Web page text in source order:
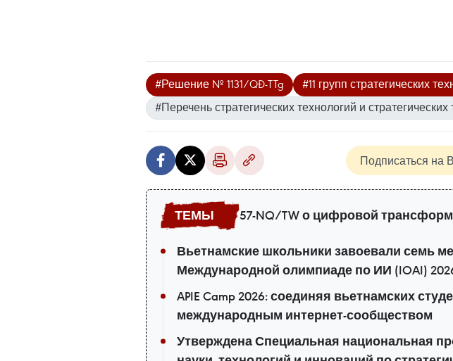
#Решение № 1131/QĐ-TTg
#11 групп стратегических
#Перечень стратегических технологий и
Подписаться на
57-NQ/TW о цифровой
Вьетнамские школьники завоевали семь
Международной олимпиаде по ИИ (IOAI)
APIE Camp 2026: соединяя вьетнамских
международным интернет-сообществом
Утверждена Специальная национальная